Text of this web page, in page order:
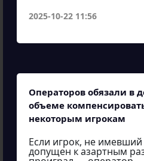
2025-10-22 11:56
Операторов обязали в
объеме
некоторым игрокам
Если игрок, не
допущен к азартным